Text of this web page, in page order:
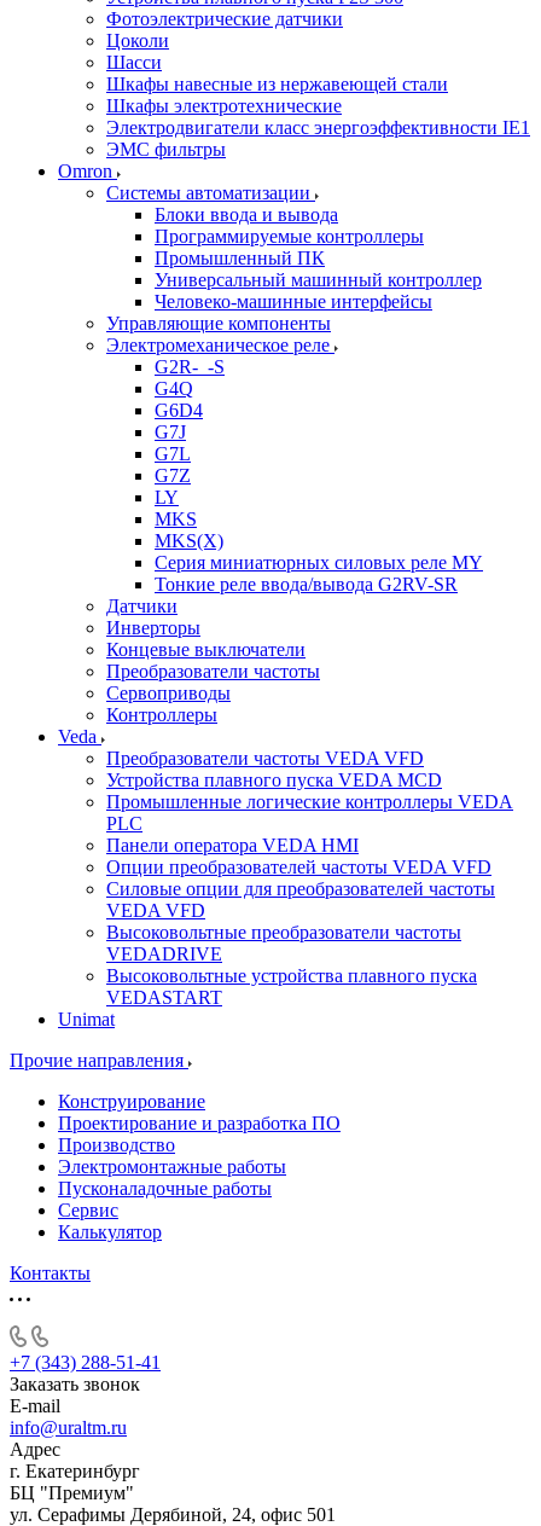
Фотоэлектрические датчики
Цоколи
Шасси
Шкафы навесные из нержавеющей стали
Шкафы электротехнические
Электродвигатели класс энергоэффективности IE1
ЭМС фильтры
Omron
Системы автоматизации
Блоки ввода и вывода
Программируемые контроллеры
Промышленный ПК
Универсальный машинный контроллер
Человеко-машинные интерфейсы
Управляющие компоненты
Электромеханическое реле
G2R-_-S
G4Q
G6D4
G7J
G7L
G7Z
LY
MKS
MKS(X)
Серия миниатюрных силовых реле MY
Тонкие реле ввода/вывода G2RV-SR
Датчики
Инверторы
Концевые выключатели
Преобразователи частоты
Сервоприводы
Контроллеры
Veda
Преобразователи частоты VEDA VFD
Устройства плавного пуска VEDA MCD
Промышленные логические контроллеры VEDA
PLC
Панели оператора VEDA HMI
Опции преобразователей частоты VEDA VFD
Силовые опции для преобразователей частоты
VEDA VFD
Высоковольтные преобразователи частоты
VEDADRIVE
Высоковольтные устройства плавного пуска
VEDASTART
Unimat
Прочие направления
Конструирование
Проектирование и разработка ПО
Производство
Электромонтажные работы
Пусконаладочные работы
Сервис
Калькулятор
Контакты
+7 (343) 288-51-41
Заказать звонок
E-mail
info@uraltm.ru
Адрес
г. Екатеринбург
БЦ "Премиум"
ул. Серафимы Дерябиной, 24, офис 501